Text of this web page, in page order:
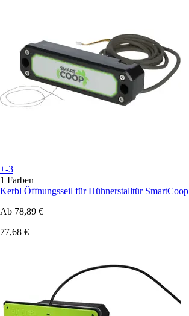
+-3
1 Farben
Kerbl Öffnungsseil für Hühnerstalltür SmartCoop
Ab 78,89 €
77,68 €